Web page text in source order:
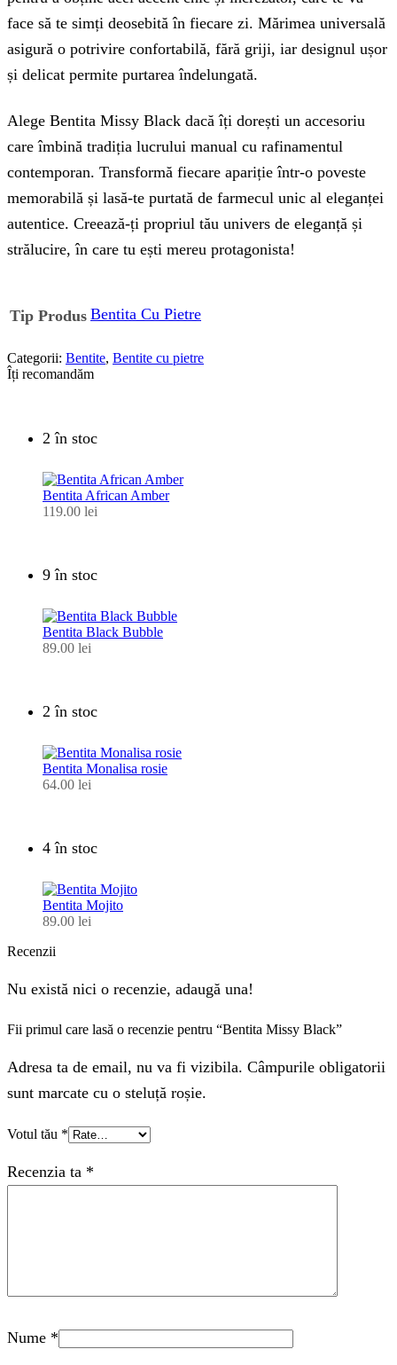
face să te simți deosebită în fiecare zi. Mărimea universală
asigură o potrivire confortabilă, fără griji, iar designul ușor
și delicat permite purtarea îndelungată.
Alege Bentita Missy Black dacă îți dorești un accesoriu
care îmbină tradiția lucrului manual cu rafinamentul
contemporan. Transformă fiecare apariție într-o poveste
memorabilă și lasă-te purtată de farmecul unic al eleganței
autentice. Creează-ți propriul tău univers de eleganță și
strălucire, în care tu ești mereu protagonista!
Tip Produs Bentita Cu Pietre
Categorii: Bentite, Bentite cu pietre
Îți recomandăm
2 în stoc
Bentita African Amber
119.00 lei
9 în stoc
Bentita Black Bubble
89.00 lei
2 în stoc
Bentita Monalisa rosie
64.00 lei
4 în stoc
Bentita Mojito
89.00 lei
Recenzii
Nu există nici o recenzie, adaugă una!
Fii primul care lasă o recenzie pentru “Bentita Missy Black”
Adresa ta de email, nu va fi vizibila. Câmpurile obligatorii
sunt marcate cu o steluță roșie.
Votul tău *
Recenzia ta *
Nume *